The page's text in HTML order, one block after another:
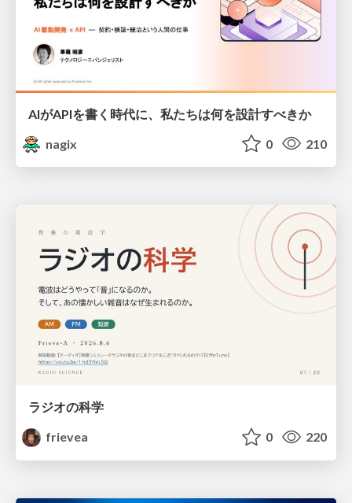
AIがAPIを書く時代に、私たちは何を設計すべきか
nagix
0 210
ラジオの科学
frievea
0 220